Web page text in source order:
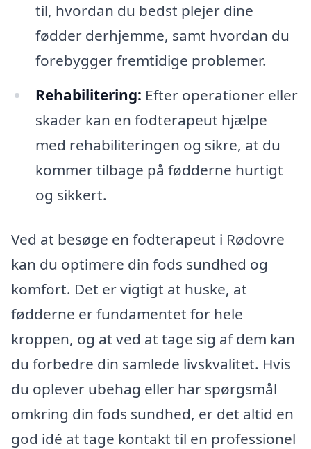
til, hvordan du bedst plejer dine
fødder derhjemme, samt hvordan du
forebygger fremtidige problemer.
Rehabilitering: Efter operationer eller
skader kan en fodterapeut hjælpe
med rehabiliteringen og sikre, at du
kommer tilbage på fødderne hurtigt
og sikkert.
Ved at besøge en fodterapeut i Rødovre
kan du optimere din fods sundhed og
komfort. Det er vigtigt at huske, at
fødderne er fundamentet for hele
kroppen, og at ved at tage sig af dem kan
du forbedre din samlede livskvalitet. Hvis
du oplever ubehag eller har spørgsmål
omkring din fods sundhed, er det altid en
god idé at tage kontakt til en professionel